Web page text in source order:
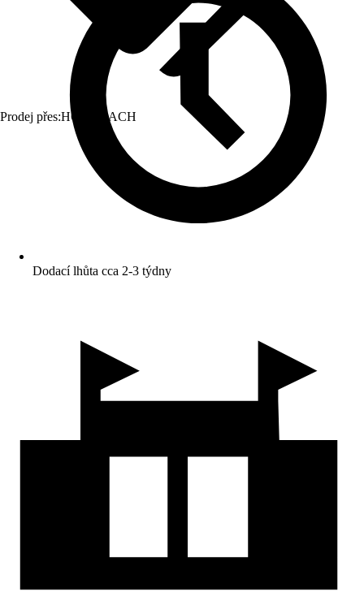
Prodej přes:HORNBACH
Dodací lhůta cca 2-3 týdny